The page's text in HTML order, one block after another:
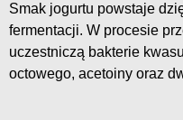
Smak jogurtu powstaje
fermentacji. W procesie
uczestniczą bakterie
octowego, acetoiny oraz